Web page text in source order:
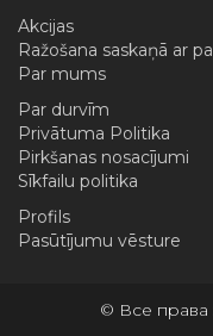
Akcijas
Ražošana saskaņā ar
Par mums
Par durvīm
Privātuma Politika
Pirkšanas nosacījumi
Sīkfailu politika
Profils
Pasūtījumu vēsture
© Все права